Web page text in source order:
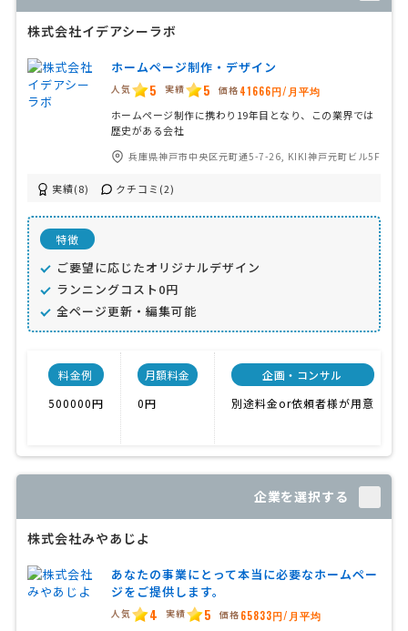
株式会社イデアシーラボ
ホームページ制作・デザイン
人気 5 実績 5 価格 41666円/月平均
ホームページ制作に携わり19年目となり、この業界では
歴史がある会社
兵庫県神戸市中央区元町通5-7-26, KIKI神戸元町ビル5F
実績(8) クチコミ(2)
特徴
ご要望に応じたオリジナルデザイン
ランニングコスト0円
全ページ更新・編集可能
料金例
500000円
月額料金
0円
企画・コンサル
別途料金or依頼者様が用意
企業を選択する
株式会社みやあじよ
あなたの事業にとって本当に必要なホームペー
ジをご提供します。
人気 4 実績 5 価格 65833円/月平均